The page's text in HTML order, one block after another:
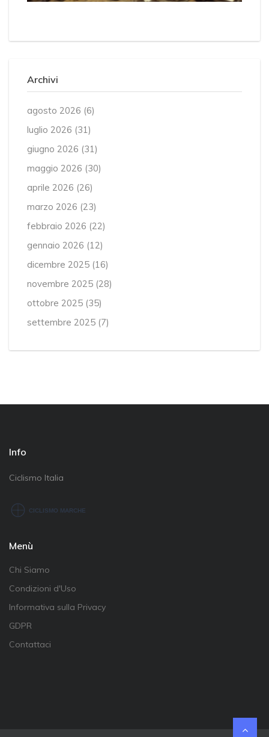
Archivi
agosto 2026 (6)
luglio 2026 (31)
giugno 2026 (31)
maggio 2026 (30)
aprile 2026 (26)
marzo 2026 (23)
febbraio 2026 (22)
gennaio 2026 (12)
dicembre 2025 (16)
novembre 2025 (28)
ottobre 2025 (35)
settembre 2025 (7)
Info
Ciclismo Italia
Menù
Chi Siamo
Condizioni d'Uso
Informativa sulla Privacy
GDPR
Contattaci